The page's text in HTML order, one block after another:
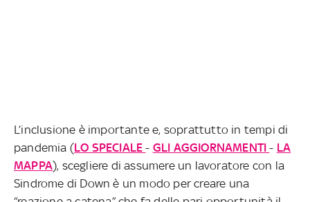
L’inclusione è importante e, soprattutto in tempi di
pandemia (LO SPECIALE- GLI AGGIORNAMENTI- LA
MAPPA), scegliere di assumere un lavoratore con la
Sindrome di Down è un modo per creare una